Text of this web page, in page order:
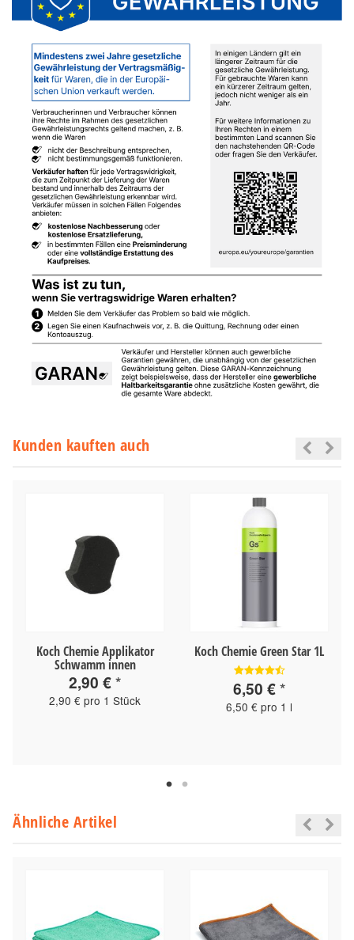
Kunden kauften auch
Koch Chemie Applikator
Schwamm innen
2,90 €*
2,90 € pro 1 Stück
Koch Chemie Green Star 1L
6,50 €*
6,50 € pro 1 l
Ähnliche Artikel